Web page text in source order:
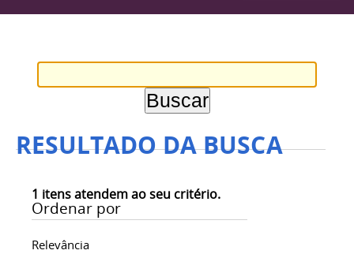
RESULTADO DA BUSCA
1 itens atendem ao seu critério.
Ordenar por
Relevância